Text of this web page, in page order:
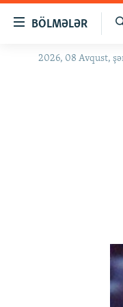
BÖLMƏLƏR
GÜNDƏM
Axtar
2026, 08 Avqust,